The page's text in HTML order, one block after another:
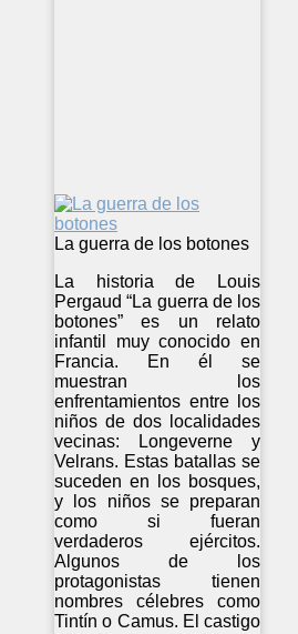
La guerra de los botones
La historia de Louis
Pergaud “La guerra de los
botones” es un relato
infantil muy conocido en
Francia. En él se
muestran los
enfrentamientos entre los
niños de dos localidades
vecinas: Longeverne y
Velrans. Estas batallas se
suceden en los bosques,
y los niños se preparan
como si fueran
verdaderos ejércitos.
Algunos de los
protagonistas tienen
nombres célebres como
Tintín o Camus. El castigo